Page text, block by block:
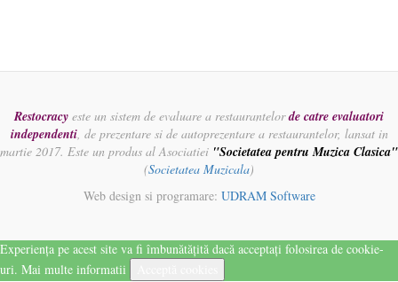
Restocracy este un sistem de evaluare a restaurantelorde catre evaluatori
independenti, de prezentare si de autoprezentare a restaurantelor, lansat in
martie 2017. Este un produs al Asociatiei "Societatea pentru Muzica Clasica"
(Societatea Muzicala)
Web design si programare: UDRAM Software
Experiența pe acest site va fi îmbunătățită dacă acceptați folosirea de cookie-
uri. Mai multe informatii